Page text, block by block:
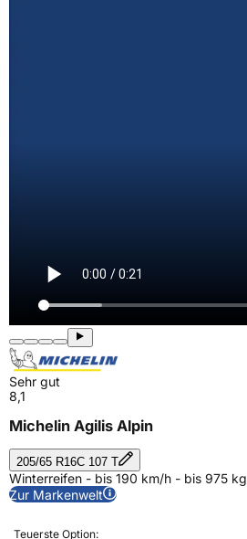
Sehr gut
8,1
Michelin Agilis Alpin
205/65 R16C 107 T
Winterreifen - bis 190 km/h - bis 975 kg
Zur Markenwelt
Teuerste Option: